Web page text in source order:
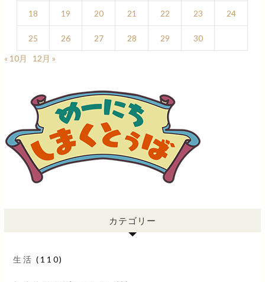
18 19 20 21 22 23 24
25 26 27 28 29
30
« 10月
12月 »
カテゴリー
生活 (110)